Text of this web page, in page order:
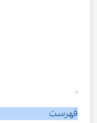
0
فهرست